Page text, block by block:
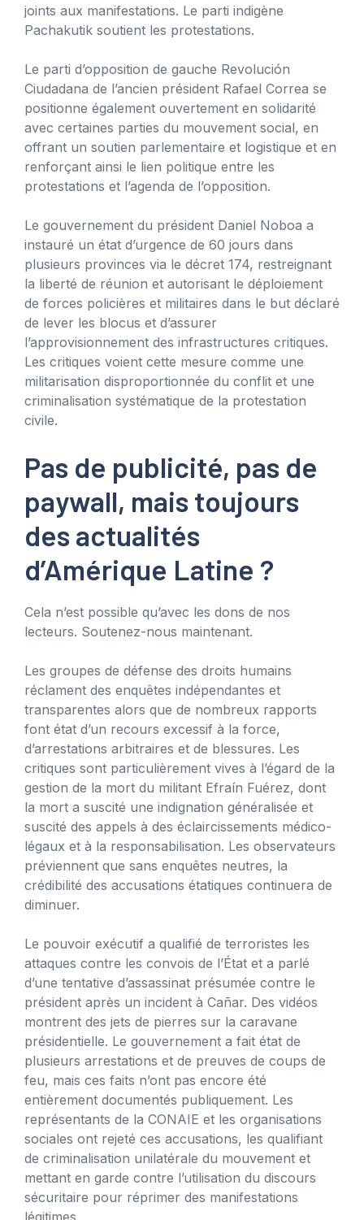
joints aux manifestations. Le parti indigène
Pachakutik soutient les protestations.
Le parti d’opposition de gauche Revolución
Ciudadana de l’ancien président Rafael Correa se
positionne également ouvertement en solidarité
avec certaines parties du mouvement social, en
offrant un soutien parlementaire et logistique et en
renforçant ainsi le lien politique entre les
protestations et l’agenda de l’opposition.
Le gouvernement du président Daniel Noboa a
instauré un état d’urgence de 60 jours dans
plusieurs provinces via le décret 174, restreignant
la liberté de réunion et autorisant le déploiement
de forces policières et militaires dans le but déclaré
de lever les blocus et d’assurer
l’approvisionnement des infrastructures critiques.
Les critiques voient cette mesure comme une
militarisation disproportionnée du conflit et une
criminalisation systématique de la protestation
civile.
Pas de publicité, pas de
paywall, mais toujours
des actualités
d’Amérique Latine ?
Cela n’est possible qu’avec les dons de nos
lecteurs. Soutenez-nous maintenant.
Les groupes de défense des droits humains
réclament des enquêtes indépendantes et
transparentes alors que de nombreux rapports
font état d’un recours excessif à la force,
d’arrestations arbitraires et de blessures. Les
critiques sont particulièrement vives à l’égard de la
gestion de la mort du militant Efraín Fuérez, dont
la mort a suscité une indignation généralisée et
suscité des appels à des éclaircissements médico-
légaux et à la responsabilisation. Les observateurs
préviennent que sans enquêtes neutres, la
crédibilité des accusations étatiques continuera de
diminuer.
Le pouvoir exécutif a qualifié de terroristes les
attaques contre les convois de l’État et a parlé
d’une tentative d’assassinat présumée contre le
président après un incident à Cañar. Des vidéos
montrent des jets de pierres sur la caravane
présidentielle. Le gouvernement a fait état de
plusieurs arrestations et de preuves de coups de
feu, mais ces faits n’ont pas encore été
entièrement documentés publiquement. Les
représentants de la CONAIE et les organisations
sociales ont rejeté ces accusations, les qualifiant
de criminalisation unilatérale du mouvement et
mettant en garde contre l’utilisation du discours
sécuritaire pour réprimer des manifestations
légitimes.